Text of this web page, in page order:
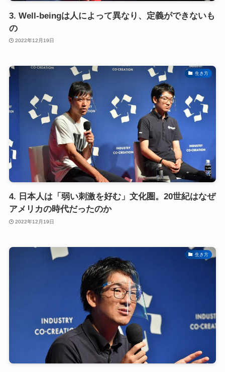
3. Well-beingは人によって異なり、定義ができないも
の
2022年12月19日
生き方
4. 日本人は「弱い刺激を好む」文化圏。20世紀はなぜ
アメリカの時代だったのか
2022年12月19日
生き方